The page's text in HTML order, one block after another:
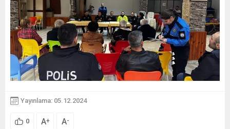
Yayınlama: 05.12.2024
0 A+ A-